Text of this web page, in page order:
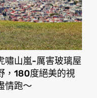
嘯山嵐-厲害玻璃屋
，180度絕美的視
情跑〜